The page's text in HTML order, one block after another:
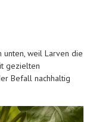
unten, weil Larven die
gezielten
Befall nachhaltig